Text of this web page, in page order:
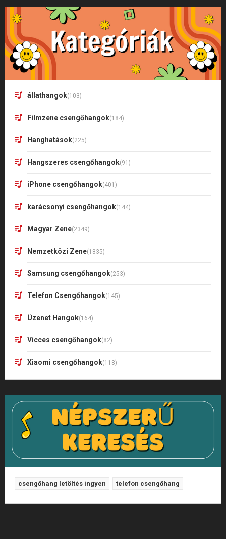
állathangok(103)
Filmzene csengőhangok(184)
Hanghatások(225)
Hangszeres csengőhangok(91)
iPhone csengőhangok(401)
karácsonyi csengőhangok(144)
Magyar Zene(2349)
Nemzetközi Zene(1835)
Samsung csengőhangok(253)
Telefon Csengőhangok(145)
Üzenet Hangok(164)
Vicces csengőhangok(82)
Xiaomi csengőhangok(118)
csengőhang letöltés ingyen telefon csengőhang